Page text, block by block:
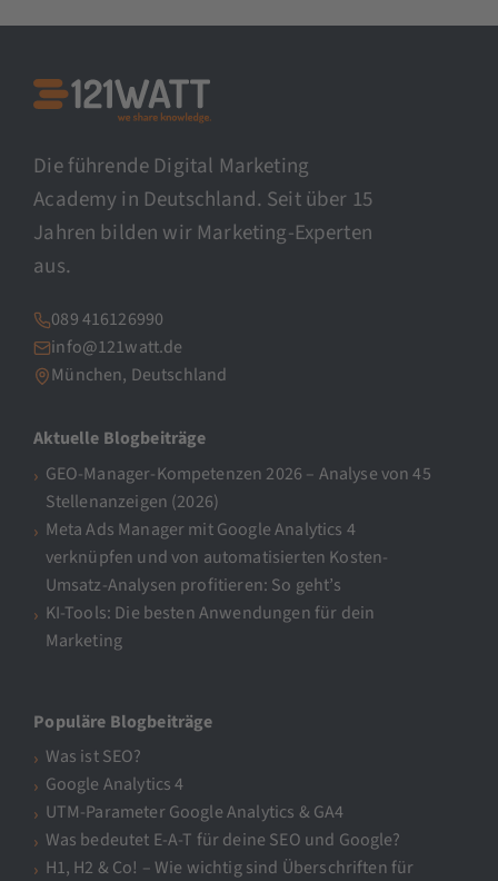
Die führende Digital Marketing
Academy in Deutschland. Seit über 15
Jahren bilden wir Marketing-Experten
aus.
089 416126990
info@121watt.de
München, Deutschland
Aktuelle Blogbeiträge
GEO-Manager-Kompetenzen 2026 – Analyse von 45
Stellenanzeigen (2026)
Meta Ads Manager mit Google Analytics 4
verknüpfen und von automatisierten Kosten-
Umsatz-Analysen profitieren: So geht’s
KI-Tools: Die besten Anwendungen für dein
Marketing
Populäre Blogbeiträge
Was ist SEO?
Google Analytics 4
UTM-Parameter Google Analytics & GA4
Was bedeutet E-A-T für deine SEO und Google?
H1, H2 & Co! – Wie wichtig sind Überschriften für